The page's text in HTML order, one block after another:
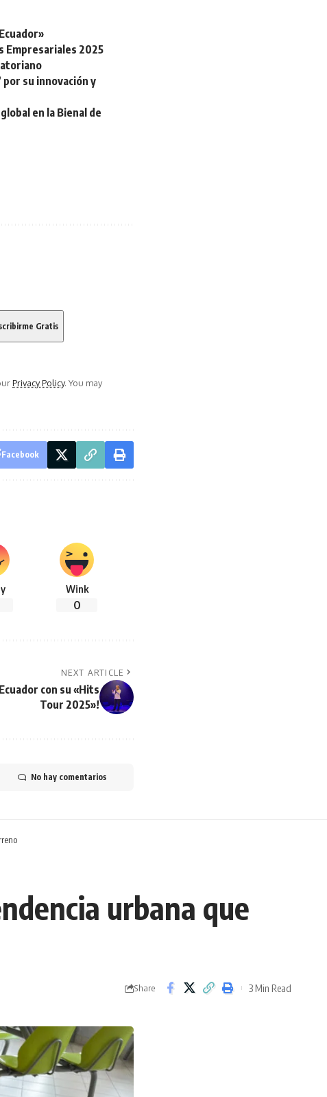
Empresariales 2025
su innovación y
en la Bienal de
Privacy Policy. You may
Facebook
Wink
0
NEXT ARTICLE
con su «Hits
Tour 2025»!
No hay comentarios
urbana que
Share 3 Min Read